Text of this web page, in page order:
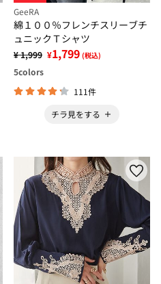
GeeRA
綿１００％フレンチスリーブチ
ュニックＴシャツ
¥ 1,999 ¥1,799 (税込)
5colors
111件
チラ見をする